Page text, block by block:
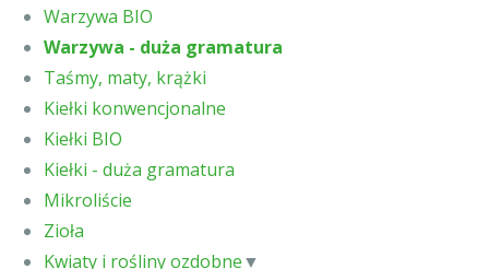
Warzywa BIO
Warzywa - duża gramatura
Taśmy, maty, krążki
Kiełki konwencjonalne
Kiełki BIO
Kiełki - duża gramatura
Mikroliście
Zioła
Kwiaty i rośliny ozdobne▼